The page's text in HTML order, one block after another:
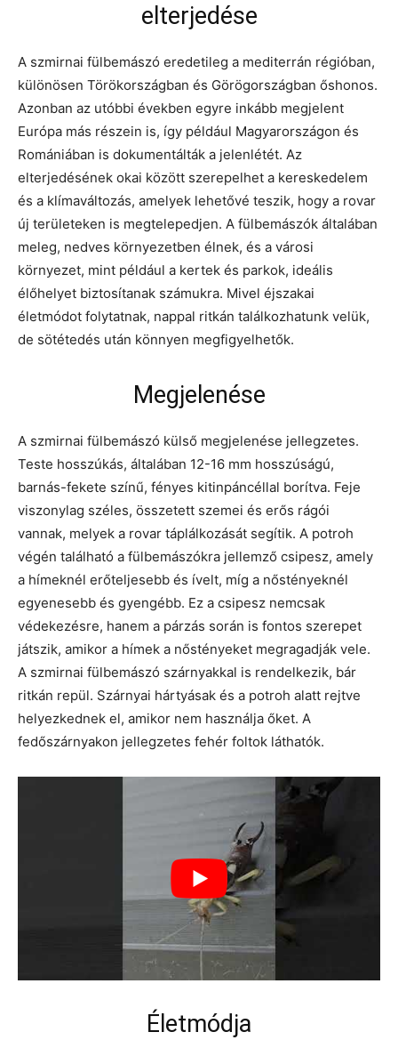
elterjedése
A szmirnai fülbemászó eredetileg a mediterrán régióban,
különösen Törökországban és Görögországban őshonos.
Azonban az utóbbi években egyre inkább megjelent
Európa más részein is, így például Magyarországon és
Romániában is dokumentálták a jelenlétét. Az
elterjedésének okai között szerepelhet a kereskedelem
és a klímaváltozás, amelyek lehetővé teszik, hogy a rovar
új területeken is megtelepedjen. A fülbemászók általában
meleg, nedves környezetben élnek, és a városi
környezet, mint például a kertek és parkok, ideális
élőhelyet biztosítanak számukra. Mivel éjszakai
életmódot folytatnak, nappal ritkán találkozhatunk velük,
de sötétedés után könnyen megfigyelhetők.
Megjelenése
A szmirnai fülbemászó külső megjelenése jellegzetes.
Teste hosszúkás, általában 12-16 mm hosszúságú,
barnás-fekete színű, fényes kitinpáncéllal borítva. Feje
viszonylag széles, összetett szemei és erős rágói
vannak, melyek a rovar táplálkozását segítik. A potroh
végén található a fülbemászókra jellemző csipesz, amely
a hímeknél erőteljesebb és ívelt, míg a nőstényeknél
egyenesebb és gyengébb. Ez a csipesz nemcsak
védekezésre, hanem a párzás során is fontos szerepet
játszik, amikor a hímek a nőstényeket megragadják vele.
A szmirnai fülbemászó szárnyakkal is rendelkezik, bár
ritkán repül. Szárnyai hártyásak és a potroh alatt rejtve
helyezkednek el, amikor nem használja őket. A
fedőszárnyakon jellegzetes fehér foltok láthatók.
Életmódja